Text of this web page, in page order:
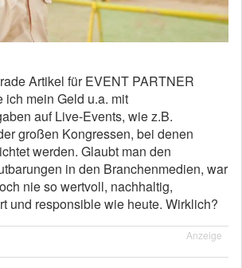
Artikel für EVENT PARTNER
ich mein Geld u.a. mit
auf Live-Events, wie z.B.
großen Kongressen, bei denen
werden. Glaubt man den
in den Branchenmedien, war
nie so wertvoll, nachhaltig,
und responsible wie heute. Wirklich?
Anzeige